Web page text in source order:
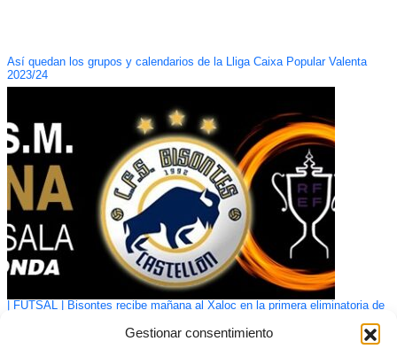
Gestionar consentimiento
Así quedan los grupos y calendarios de la Lliga Caixa Popular Valenta
2023/24
| FUTSAL | Bisontes recibe mañana al Xaloc en la primera eliminatoria de